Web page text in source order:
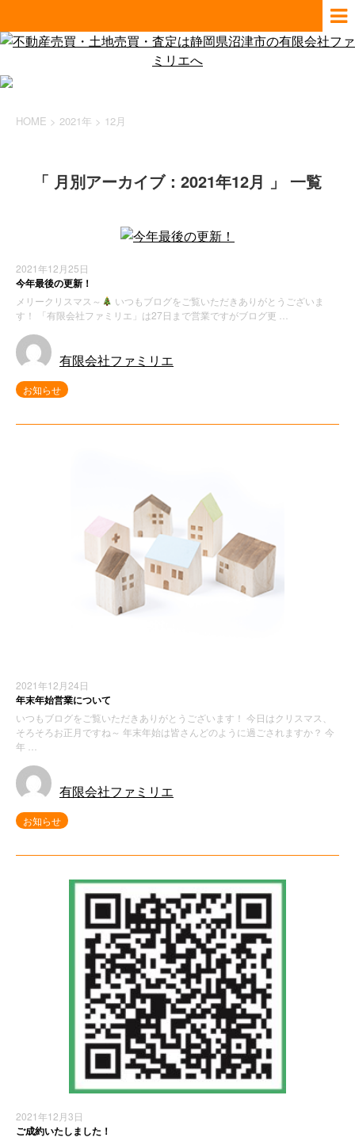
HOME > 2021年 > 12月
「 月別アーカイブ：2021年12月 」 一覧
2021年12月25日
今年最後の更新！
メリークリスマス～
いつもブログをご覧いただきありがとうございま
す！ 「有限会社ファミリエ」は27日まで営業ですがブログ更 …
有限会社ファミリエ
お知らせ
2021年12月24日
年末年始営業について
いつもブログをご覧いただきありがとうございます！ 今日はクリスマス、
そろそろお正月ですね～ 年末年始は皆さんどのように過ごされますか？ 今
年 …
有限会社ファミリエ
お知らせ
2021年12月3日
ご成約いたしました！